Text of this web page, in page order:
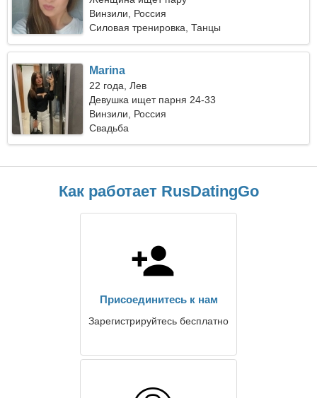
Винзили, Россия
Силовая тренировка, Танцы
Marina
22 года, Лев
Девушка ищет парня 24-33
Винзили, Россия
Свадьба
Как работает RusDatingGo
Присоединитесь к нам
Зарегистрируйтесь бесплатно